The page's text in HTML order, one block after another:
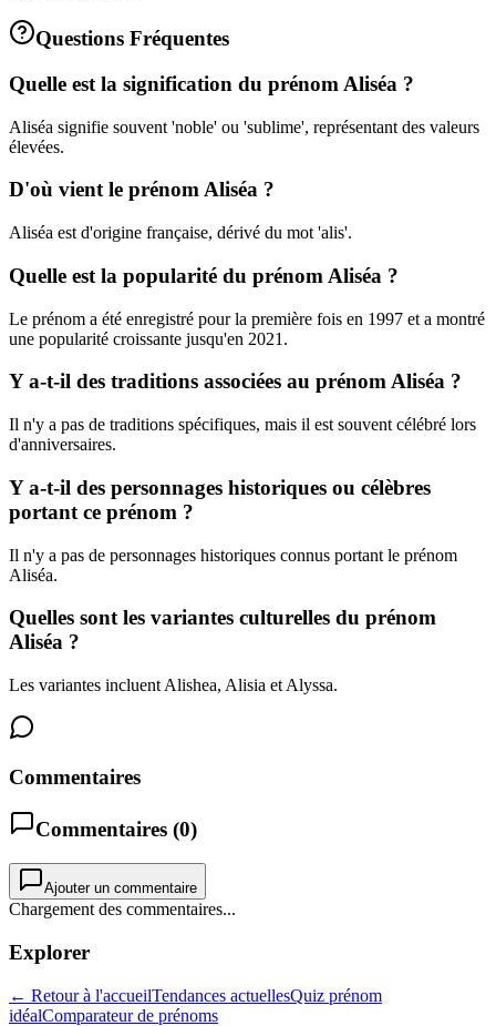
Questions Fréquentes
Quelle est la signification du prénom Aliséa ?
Aliséa signifie souvent 'noble' ou 'sublime', représentant des valeurs
élevées.
D'où vient le prénom Aliséa ?
Aliséa est d'origine française, dérivé du mot 'alis'.
Quelle est la popularité du prénom Aliséa ?
Le prénom a été enregistré pour la première fois en 1997 et a montré
une popularité croissante jusqu'en 2021.
Y a-t-il des traditions associées au prénom Aliséa ?
Il n'y a pas de traditions spécifiques, mais il est souvent célébré lors
d'anniversaires.
Y a-t-il des personnages historiques ou célèbres
portant ce prénom ?
Il n'y a pas de personnages historiques connus portant le prénom
Aliséa.
Quelles sont les variantes culturelles du prénom
Aliséa ?
Les variantes incluent Alishea, Alisia et Alyssa.
Commentaires
Commentaires (0)
Ajouter un commentaire
Chargement des commentaires...
Explorer
← Retour à l'accueilTendances actuellesQuiz prénom
idéalComparateur de prénoms